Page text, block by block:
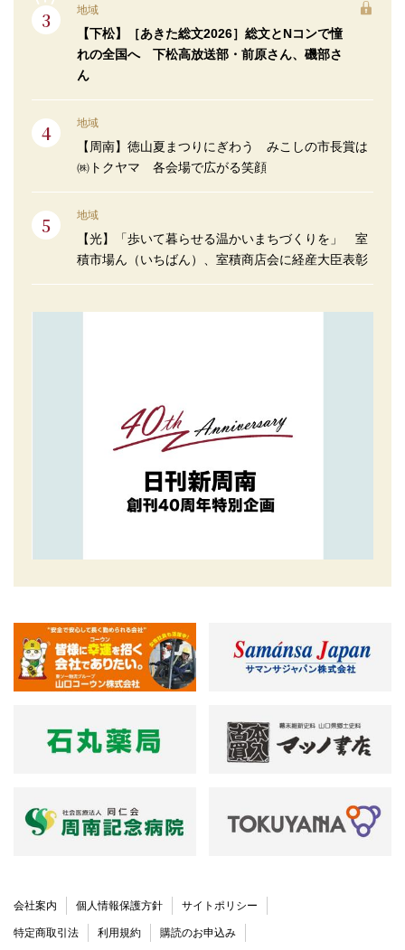
地域
【下松】［あきた総文2026］総文とNコンで憧
れの全国へ 下松高放送部・前原さん、磯部さ
ん
地域
【周南】徳山夏まつりにぎわう みこしの市長賞は
㈱トクヤマ 各会場で広がる笑顔
地域
【光】「歩いて暮らせる温かいまちづくりを」 室
積市場ん（いちばん）、室積商店会に経産大臣表彰
会社案内 個人情報保護方針 サイトポリシー
特定商取引法 利用規約 購読のお申込み